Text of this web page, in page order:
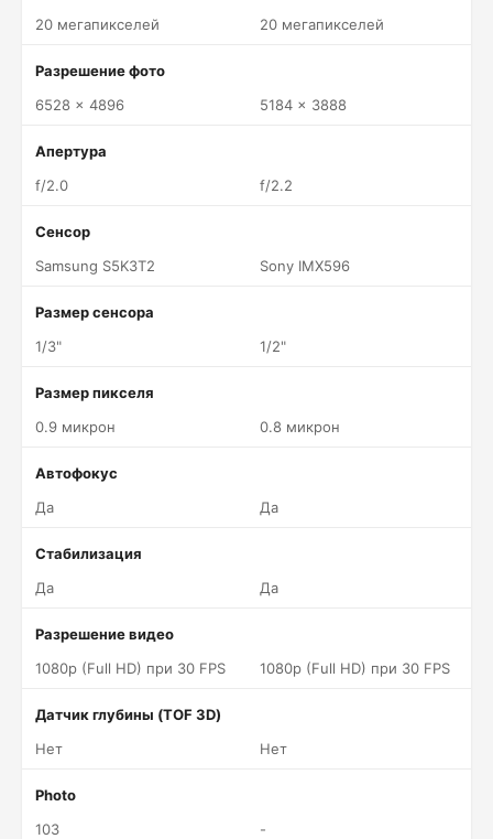
20 мегапикселей
20 мегапикселей
Разрешение фото
6528 x 4896
5184 x 3888
Апертура
f/2.0
f/2.2
Сенсор
Samsung S5K3T2
Sony IMX596
Размер сенсора
1/3"
1/2"
Размер пикселя
0.9 микрон
0.8 микрон
Автофокус
Да
Да
Стабилизация
Да
Да
Разрешение видео
1080p (Full HD) при 30 FPS
1080p (Full HD) при 30 FPS
Датчик глубины (TOF 3D)
Нет
Нет
Photo
103
-